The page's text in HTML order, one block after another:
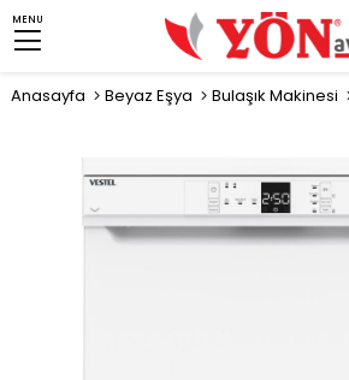
MENU
Anasayfa Beyaz Eşya Bulaşık Makinesi